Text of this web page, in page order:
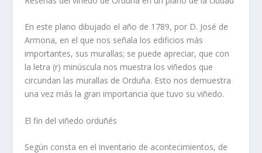
En este plano dibujado el año de 1789, por D. José de
Armona, en el que nos señala los edificios más
importantes, sus murallas; se puede apreciar, que con
la letra (r) minúscula nos muestra los viñedos que
circundan las murallas de Orduña. Esto nos demuestra
una vez más la gran importancia que tuvo su viñedo.
El fin del viñedo orduñés
Según consta en el inventario de acontecimientos, de